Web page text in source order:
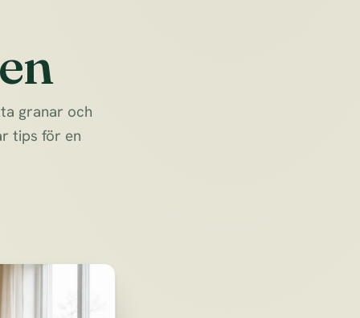
granar och
tips för en